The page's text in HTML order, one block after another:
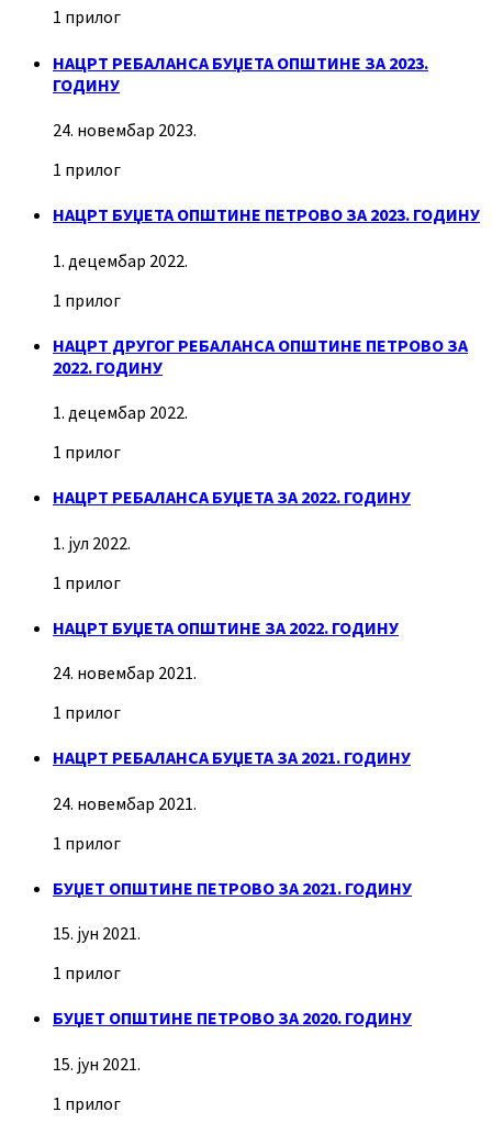
1 прилог
НАЦРТ РЕБАЛАНСА БУЏЕТА ОПШТИНЕ ЗА 2023.
ГОДИНУ
24. новембар 2023.
1 прилог
НАЦРТ БУЏЕТА ОПШТИНЕ ПЕТРОВО ЗА 2023. ГОДИНУ
1. децембар 2022.
1 прилог
НАЦРТ ДРУГОГ РЕБАЛАНСА ОПШТИНЕ ПЕТРОВО ЗА
2022. ГОДИНУ
1. децембар 2022.
1 прилог
НАЦРТ РЕБАЛАНСА БУЏЕТА ЗА 2022. ГОДИНУ
1. јул 2022.
1 прилог
НАЦРТ БУЏЕТА ОПШТИНЕ ЗА 2022. ГОДИНУ
24. новембар 2021.
1 прилог
НАЦРТ РЕБАЛАНСА БУЏЕТА ЗА 2021. ГОДИНУ
24. новембар 2021.
1 прилог
БУЏЕТ ОПШТИНЕ ПЕТРОВО ЗА 2021. ГОДИНУ
15. јун 2021.
1 прилог
БУЏЕТ ОПШТИНЕ ПЕТРОВО ЗА 2020. ГОДИНУ
15. јун 2021.
1 прилог